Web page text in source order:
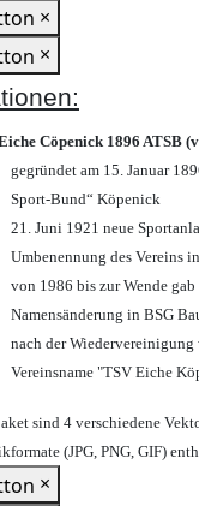
×
×
Cöpenick 1896 ATSB
gegründet am 15. Januar
Sport-Bund“ Köpenick
21. Juni 1921 neue
Umbenennung des Vereins
von 1986 bis zur Wende
Namensänderung in BSG
nach der Wiedervereinigung
Vereinsname "TSV Eiche
sind 4 verschiedene
(JPG, PNG, GIF)
×